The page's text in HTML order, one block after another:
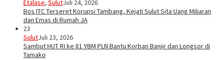
Etalase, SulutJuli 24, 2026
Bos ITC Terseret Korupsi Tambang, Kejati Sulut Sita Uang Miliaran
dan Emas di Rumah JA
23
SulutJuli 23, 2026
Sambut HUT RI ke 81 YBM PLN Bantu Korban Banjir dan Longsor di
Tamako